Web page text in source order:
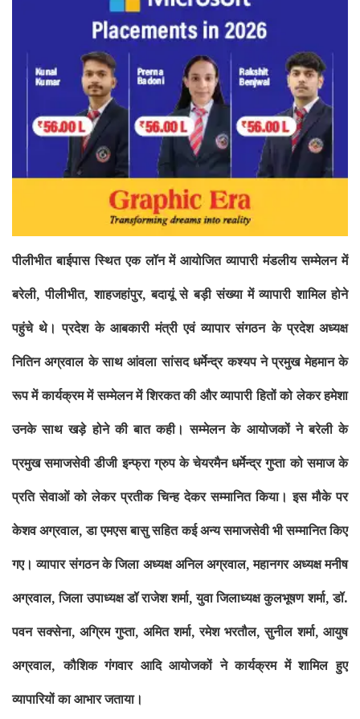
पीलीभीत बाईपास स्थित एक लॉन में आयोजित व्यापारी मंडलीय सम्मेलन में
बरेली, पीलीभीत, शाहजहांपुर, बदायूं से बड़ी संख्या में व्यापारी शामिल होने
पहुंचे थे। प्रदेश के आबकारी मंत्री एवं व्यापार संगठन के प्रदेश अध्यक्ष
नितिन अग्रवाल के साथ आंवला सांसद धर्मेन्द्र कश्यप ने प्रमुख मेहमान के
रूप में कार्यक्रम में सम्मेलन में शिरकत की और व्यापारी हितों को लेकर हमेशा
उनके साथ खड़े होने की बात कही। सम्मेलन के आयोजकों ने बरेली के
प्रमुख समाजसेवी डीजी इन्फ्रा ग्रुप के चेयरमैन धर्मेन्द्र गुप्ता को समाज के
प्रति सेवाओं को लेकर प्रतीक चिन्ह देकर सम्मानित किया। इस मौके पर
केशव अग्रवाल, डा एमएस बासु सहित कई अन्य समाजसेवी भी सम्मानित किए
गए।व्यापार संगठन के जिला अध्यक्ष अनिल अग्रवाल, महानगर अध्यक्ष मनीष
अग्रवाल,जिला उपाध्यक्ष डॉ राजेश शर्मा,युवा जिलाध्यक्ष कुलभूषण शर्मा, डॉ.
पवन सक्सेना, अग्रिम गुप्ता, अमित शर्मा,रमेश भरतौल,सुनील शर्मा, आयुष
अग्रवाल,कौशिक गंगवार आदि आयोजकों ने कार्यक्रम में शामिल हुए
व्यापारियों का आभार जताया।